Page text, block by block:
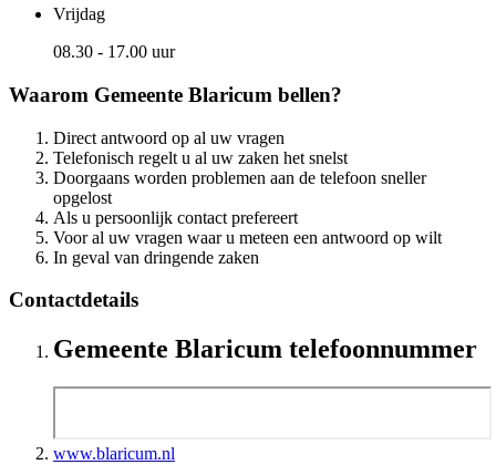
Vrijdag
08.30 - 17.00 uur
Waarom Gemeente Blaricum bellen?
Direct antwoord op al uw vragen
Telefonisch regelt u al uw zaken het snelst
Doorgaans worden problemen aan de telefoon sneller
opgelost
Als u persoonlijk contact prefereert
Voor al uw vragen waar u meteen een antwoord op wilt
In geval van dringende zaken
Contactdetails
Gemeente Blaricum telefoonnummer
www.blaricum.nl